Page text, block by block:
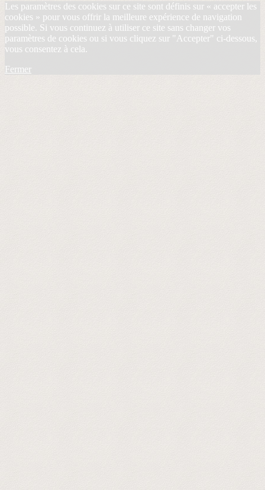
Les paramètres des cookies sur ce site sont définis sur « accepter les
cookies » pour vous offrir la meilleure expérience de navigation
possible. Si vous continuez à utiliser ce site sans changer vos
paramètres de cookies ou si vous cliquez sur "Accepter" ci-dessous,
vous consentez à cela.
Fermer